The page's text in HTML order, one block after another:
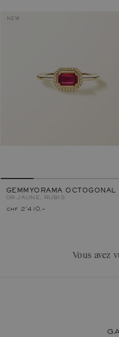
NEW
GEMMYORAMA OCTOGONAL
OR JAUNE, RUBIS
chf 2'410.–
Vous avez